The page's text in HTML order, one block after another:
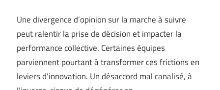
Une divergence d’opinion sur la marche à suivre
peut ralentir la prise de décision et impacter la
performance collective. Certaines équipes
parviennent pourtant à transformer ces frictions en
leviers d’innovation. Un désaccord mal canalisé, à